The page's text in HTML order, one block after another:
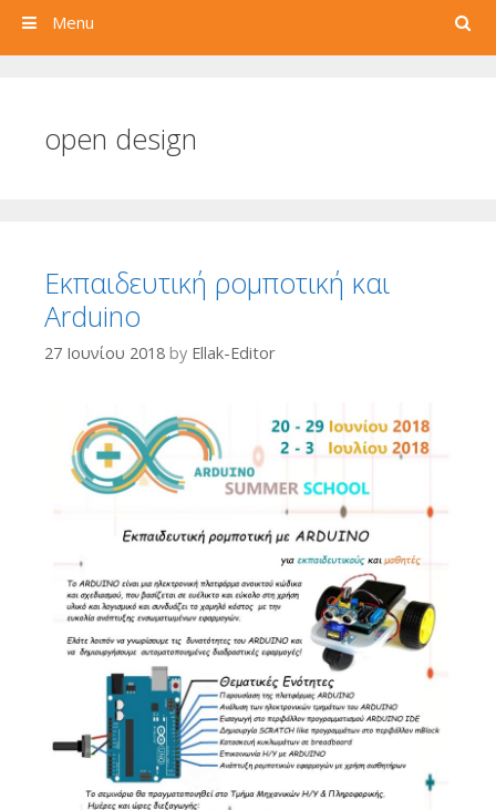
Search
Menu
open design
Εκπαιδευτική ρομποτική και
Arduino
27 Ιουνίου 2018 by Ellak-Editor